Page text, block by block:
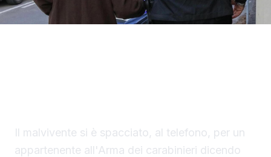
Il malvivente si è spacciato, al telefono, per un
appartenente all'Arma dei carabinieri dicendo